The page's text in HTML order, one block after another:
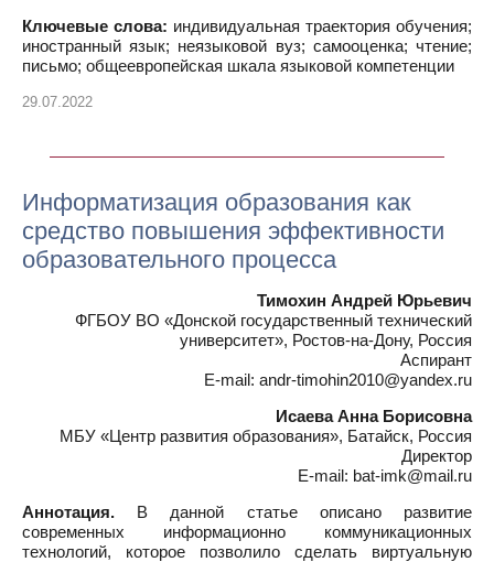
Ключевые слова: индивидуальная траектория обучения;
иностранный язык; неязыковой вуз; самооценка; чтение;
письмо; общеевропейская шкала языковой компетенции
29.07.2022
Информатизация образования как
средство повышения эффективности
образовательного процесса
Тимохин Андрей Юрьевич
ФГБОУ ВО «Донской государственный технический
университет», Ростов-на-Дону, Россия
Аспирант
E-mail: andr-timohin2010@yandex.ru
Исаева Анна Борисовна
МБУ «Центр развития образования», Батайск, Россия
Директор
E-mail: bat-imk@mail.ru
Аннотация. В данной статье описано развитие
современных информационно коммуникационных
технологий, которое позволило сделать виртуальную